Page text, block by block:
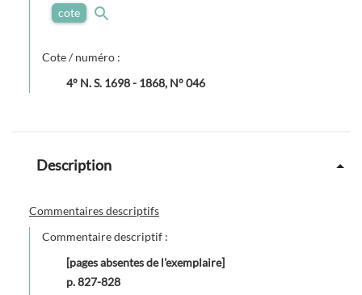
cote
Cote / numéro :
4° N. S. 1698 - 1868, N° 046
Description
Commentaires descriptifs
Commentaire descriptif :
[pages absentes de l'exemplaire]
p. 827-828